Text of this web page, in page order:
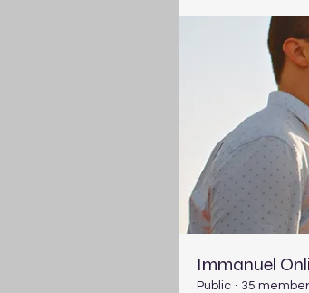
Immanuel
Public · 35